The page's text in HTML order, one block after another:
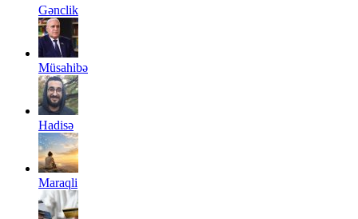
Gənclik
Müsahibə
Hadisə
Maraqli